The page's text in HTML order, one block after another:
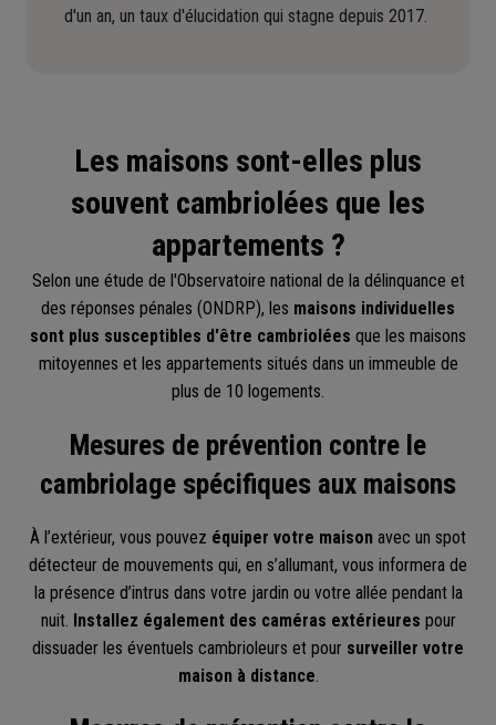
d'un an, un taux d'élucidation qui stagne depuis 2017.
Les maisons sont-elles plus
souvent cambriolées que les
appartements ?
Selon une étude de l'Observatoire national de la délinquance et
des réponses pénales (ONDRP), les maisons individuelles
sont plus susceptibles d'être cambriolées que les maisons
mitoyennes et les appartements situés dans un immeuble de
plus de 10 logements.
Mesures de prévention contre le
cambriolage spécifiques aux maisons
À l’extérieur, vous pouvez équiper votre maison avec un spot
détecteur de mouvements qui, en s’allumant, vous informera de
la présence d’intrus dans votre jardin ou votre allée pendant la
nuit. Installez également des caméras extérieures pour
dissuader les éventuels cambrioleurs et pour surveiller votre
maison à distance.